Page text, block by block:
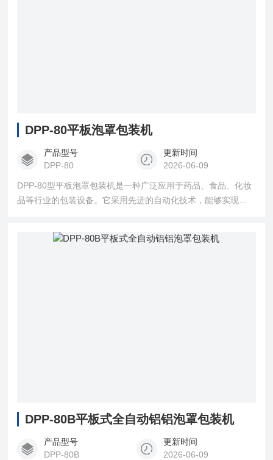
DPP-80平板泡罩包装机
产品型号
DPP-80
更新时间
2026-06-09
DPP-80型平板泡罩包装机是一种广泛应用于药品、食品、化妆
品等行业的包装设备。它采用先进的自动化技术，能够实现自
DPP-80B平板式全自动铝铝泡罩包装机
产品型号
DPP-80B
更新时间
2026-06-09